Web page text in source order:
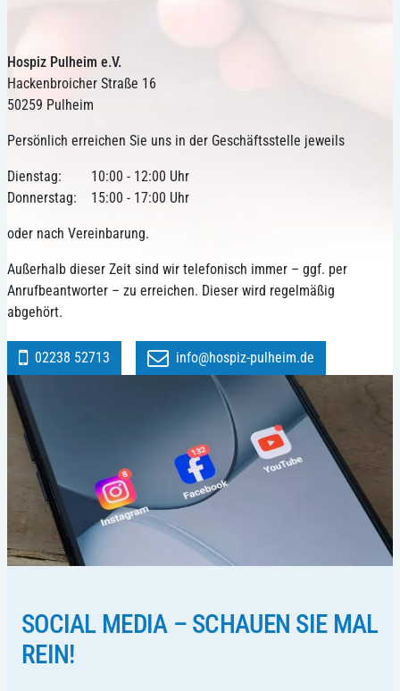
Hospiz Pulheim e.V.
Hackenbroicher Straße 16
50259 Pulheim
Persönlich erreichen Sie uns in der Geschäftsstelle jeweils
Dienstag:
10:00 - 12:00 Uhr
Donnerstag:
15:00 - 17:00 Uhr
oder nach Vereinbarung.
Außerhalb dieser Zeit sind wir telefonisch immer – ggf. per
Anrufbeantworter – zu erreichen. Dieser wird regelmäßig
abgehört.
02238 52713 info@hospiz-pulheim.de
SOCIAL MEDIA – SCHAUEN SIE MAL
REIN!